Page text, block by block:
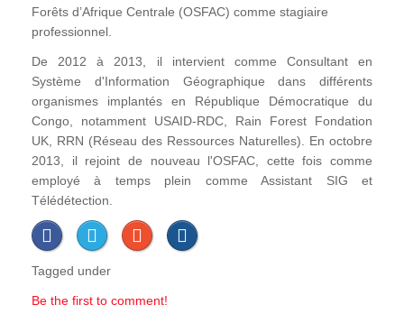
Forêts d’Afrique Centrale (OSFAC) comme stagiaire
professionnel.
De 2012 à 2013, il intervient comme Consultant en
Système d'Information Géographique dans différents
organismes implantés en République Démocratique du
Congo, notamment USAID-RDC, Rain Forest Fondation
UK, RRN (Réseau des Ressources Naturelles). En octobre
2013, il rejoint de nouveau l'OSFAC, cette fois comme
employé à temps plein comme Assistant SIG et
Télédétection.
Tagged under
Be the first to comment!